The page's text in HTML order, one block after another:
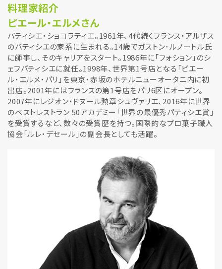
料理家紹介
ピエール・エルメさん
パティシエ・ショコラティエ。1961年、4代続くフランス・アルザス
のパティシエの家系に生まれる。14歳でガストン･ルノートル氏
に師事し、そのキャリアをスタート。1986年に「フォション」のシ
ェフパティシエに就任。1998年、世界第1号店となる「ピエー
ル・エルメ・パリ」を東京・赤坂のホテルニューオータニ内に初
出店。2001年にはフランスの第1号店をパリ6区にオープン。
2007年にレジオン・ドヌール勲章シュヴァリエ、2016年に世界
のベストレストラン 50アカデミー「世界の最優秀パティシエ賞」
を受賞するなど、数々の受賞歴を持つ。国際的なプロ菓子職人
協会「ルレ・デセール」の副会長としても活躍。